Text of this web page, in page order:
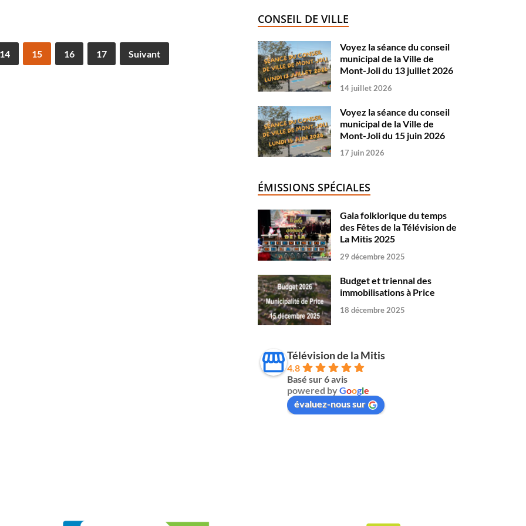
14 15 16 17 Suivant
CONSEIL DE VILLE
Voyez la séance du conseil
municipal de la Ville de
Mont-Joli du 13 juillet 2026
14 juillet 2026
Voyez la séance du conseil
municipal de la Ville de
Mont-Joli du 15 juin 2026
17 juin 2026
ÉMISSIONS SPÉCIALES
Gala folklorique du temps
des Fêtes de la Télévision de
La Mitis 2025
29 décembre 2025
Budget et triennal des
immobilisations à Price
18 décembre 2025
Télévision de la Mitis
4.8
Basé sur 6 avis
powered byGoogle
évaluez-nous sur